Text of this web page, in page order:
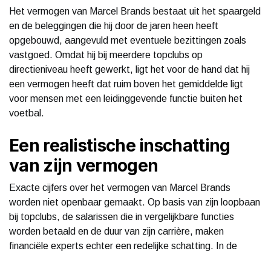
Het vermogen van Marcel Brands bestaat uit het spaargeld
en de beleggingen die hij door de jaren heen heeft
opgebouwd, aangevuld met eventuele bezittingen zoals
vastgoed. Omdat hij bij meerdere topclubs op
directieniveau heeft gewerkt, ligt het voor de hand dat hij
een vermogen heeft dat ruim boven het gemiddelde ligt
voor mensen met een leidinggevende functie buiten het
voetbal.
Een realistische inschatting
van zijn vermogen
Exacte cijfers over het vermogen van Marcel Brands
worden niet openbaar gemaakt. Op basis van zijn loopbaan
bij topclubs, de salarissen die in vergelijkbare functies
worden betaald en de duur van zijn carrière, maken
financiële experts echter een redelijke schatting. In de